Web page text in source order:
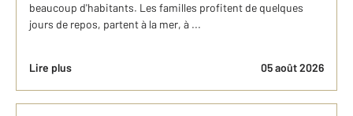
beaucoup d'habitants. Les familles profitent de quelques
jours de repos, partent à la mer, à ...
Lire plus 05 août 2026